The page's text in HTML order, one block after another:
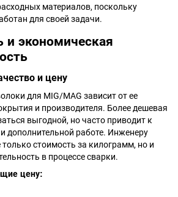
материалов, поскольку
для своей задачи.
и экономическая
и цену
для MIG/MAG зависит от ее
и производителя. Более дешевая
выгодной, но часто приводит к
дополнительной работе. Инженеру
только стоимость за килограмм, но и
в процессе сварки.
цену: